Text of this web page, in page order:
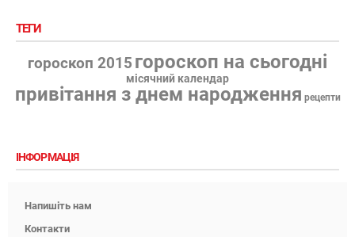
ТЕГИ
гороскоп 2015 гороскоп на сьогодні
місячний календар
привітання з днем народження рецепти
ІНФОРМАЦІЯ
Напишіть нам
Контакти